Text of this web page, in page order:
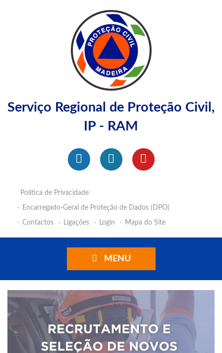
Serviço Regional de Proteção Civil,
IP - RAM
Política de Privacidade
Encarregado-Geral de Proteção de Dados (DPO)
Contactos
Ligações Login Mapa do Site
MENU